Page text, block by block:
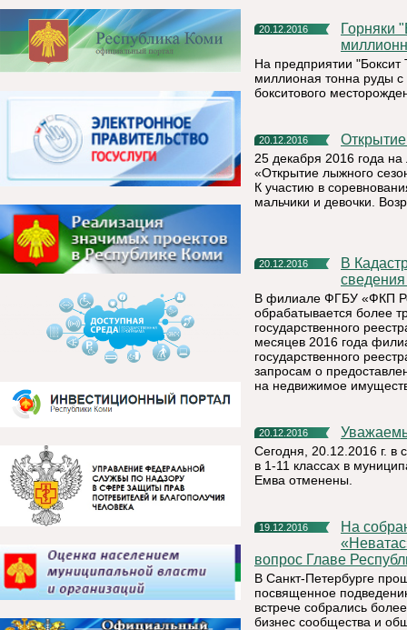
20.12.2016
Горняки "Боксита Тимана" компании РУСАЛ добыли 35-
На предприятии
миллионая тонна руды
бокситового
20.12.2016
25 декабря 2016 года
«Открытие лыжного
К участию в
мальчики и девочки.
20.12.2016
В Кадастровой палате по Республике Коми можно получить
В филиале ФГБУ «ФКП
обрабатывается более
государственного
месяцев 2016 года
государственного
запросам о
на недвижимое
20.12.2016
Сегодня, 20.12.2016 г. в
в 1-11 классах в
Емва отменены.
19.12.2016
На собрании Санкт-Петербургского коми землячества
вопрос Главе
В Санкт-Петербурге
посвященное
встрече собрались
бизнес сообщества и